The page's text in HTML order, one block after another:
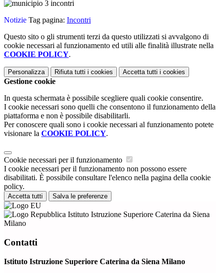
Notizie Tag pagina: Incontri
Questo sito o gli strumenti terzi da questo utilizzati si avvalgono di
cookie necessari al funzionamento ed utili alle finalità illustrate nella
COOKIE POLICY.
Personalizza Rifiuta tutti i cookies Accetta tutti i cookies
Gestione cookie
In questa schermata è possibile scegliere quali cookie consentire.
I cookie necessari sono quelli che consentono il funzionamento della
piattaforma e non è possibile disabilitarli.
Per conoscere quali sono i cookie necessari al funzionamento potete
visionare la COOKIE POLICY.
Cookie necessari per il funzionamento
I cookie necessari per il funzionamento non possono essere
disabilitati. È possibile consultare l'elenco nella pagina della cookie
policy.
Accetta tutti Salva le preferenze
Istituto Istruzione Superiore Caterina da Siena
Milano
Contatti
Istituto Istruzione Superiore Caterina da Siena Milano